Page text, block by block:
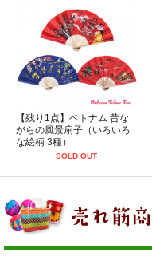
【残り1点】ベトナム 昔な
がらの風景扇子（いろいろ
な絵柄 3種）
SOLD OUT